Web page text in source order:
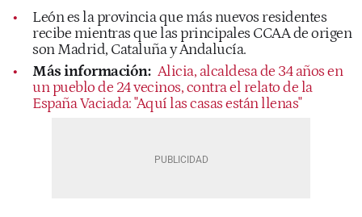
León es la provincia que más nuevos residentes
recibe mientras que las principales CCAA de origen
son Madrid, Cataluña y Andalucía.
Más información: Alicia, alcaldesa de 34 años en
un pueblo de 24 vecinos, contra el relato de la
España Vaciada: "Aquí las casas están llenas"